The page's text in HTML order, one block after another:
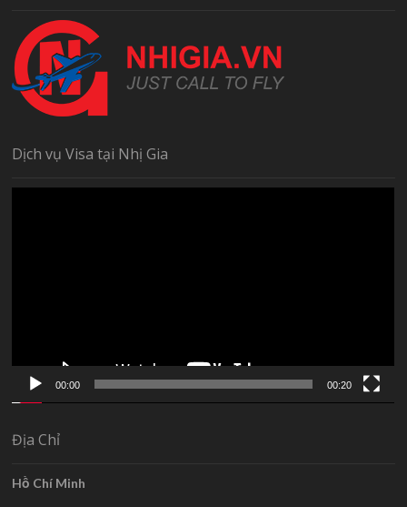
Dịch vụ Visa tại Nhị Gia
00:00 00:20
Địa Chỉ
Hồ Chí Minh